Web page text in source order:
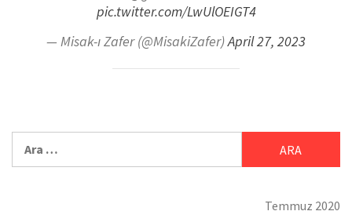
pic.twitter.com/LwUlOEIGT4
— Misak-ı Zafer (@MisakiZafer)April 27, 2023
Temmuz 2020